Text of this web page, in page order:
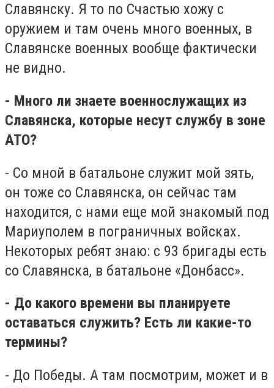
Славянску. Я то по Счастью хожу с
оружием и там очень много военных, в
Славянске военных вообще фактически
не видно.
- Много ли знаете военнослужащих из
Славянска, которые несут службу в зоне
АТО?
- Со мной в батальоне служит мой зять,
он тоже со Славянска, он сейчас там
находится, с нами еще мой знакомый под
Мариуполем в пограничных войсках.
Некоторых ребят знаю: с 93 бригады есть
со Славянска, в батальоне «Донбасс».
- До какого времени вы планируете
оставаться служить? Есть ли какие-то
термины?
- До Победы. А там посмотрим, может и в